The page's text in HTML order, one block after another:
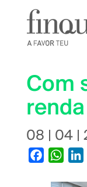
Com
08 | 04 |
Facebook